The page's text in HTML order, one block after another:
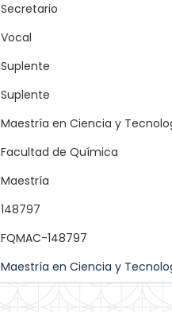
Secretario
Vocal
Suplente
Suplente
Maestría en Ciencia y
Facultad de Química
Maestría
148797
FQMAC-148797
Maestría en Ciencia y